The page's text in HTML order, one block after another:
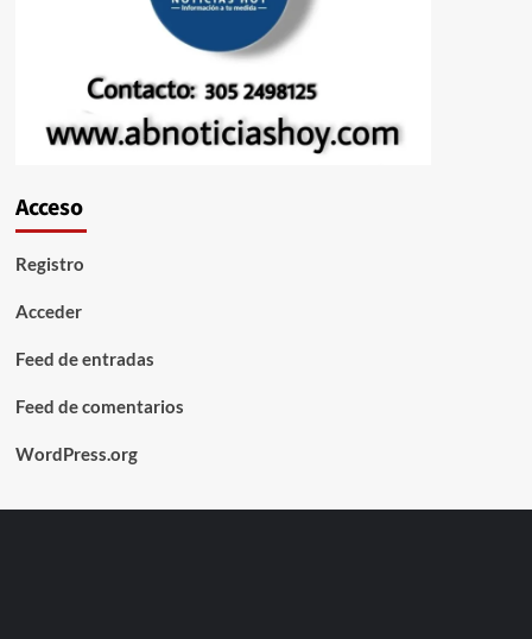
Acceso
Registro
Acceder
Feed de entradas
Feed de comentarios
WordPress.org